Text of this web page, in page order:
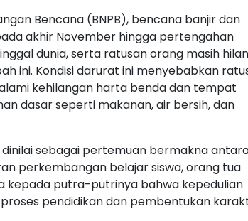
Bencana (BNPB), bencana banjir dan
akhir November hingga pertengahan
dunia, serta ratusan orang masih
ini. Kondisi darurat ini menyebabkan
kehilangan harta benda dan tempat
dasar seperti makanan, air bersih, dan
sebagai pertemuan bermakna
perkembangan belajar siswa, orang tua
kepada putra-putrinya bahwa kepedulian
pendidikan dan pembentukan